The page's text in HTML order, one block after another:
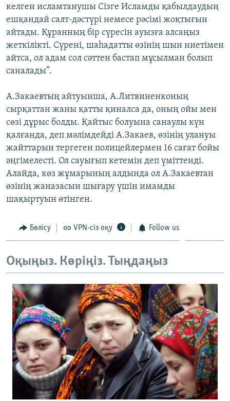
келген исламтанушы Сізге Исламды қабылдаудың
ешқандай салт-дәстүрі немесе рәсімі жоқтығын
айтады. Құранның бір сүресін ауызға алсаңыз
жеткілікті. Сүрені, шаһадатты өзінің шын ниетімен
айтса, ол адам сол сәттен бастап мұсылман болып
саналады”.
А.Закаевтың айтуынша, А.Литвиненконың
сырқаттан жаны қатты қиналса да, оның ойы мен
сөзі дұрыс болды. Қайтыс болуына санаулы күн
қалғанда, деп мәлімдейді А.Закаев, өзінің улануы
жайттарын тергеген полицейлермен 16 сағат бойы
әңгімелесті. Ол сауығып кетемін деп үміттенді.
Алайда, көз жұмарының алдында ол А.Закаевтан
өзінің жаназасын шығару үшін имамды
шақыртуын өтінген.
Бөлісу VPN-сіз оқу Follow us
Оқыңыз. Көріңіз. Тыңдаңыз